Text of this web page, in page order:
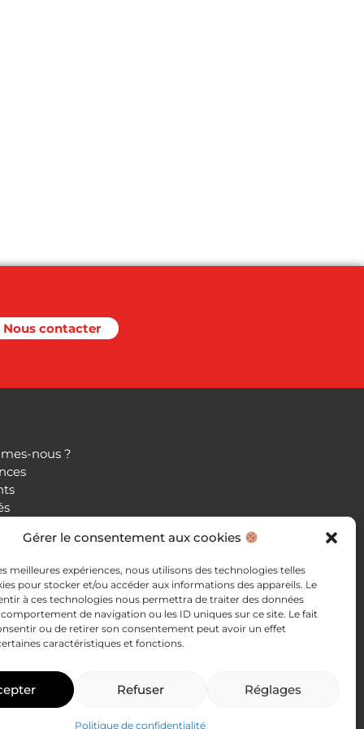
Gérer le consentement aux cookies
meilleures expériences, nous utilisons des technologies telles
pour stocker et/ou accéder aux informations des appareils. Le
à ces technologies nous permettra de traiter des données
de navigation ou les ID uniques sur ce site. Le fait
ou de retirer son consentement peut avoir un effet
caractéristiques et fonctions.
Refuser Réglages
Politique de confidentialité
Nous contacter
nous ?
de confidentialité